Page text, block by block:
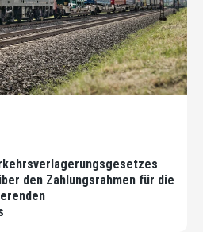
den Zahlungsrahmen für die